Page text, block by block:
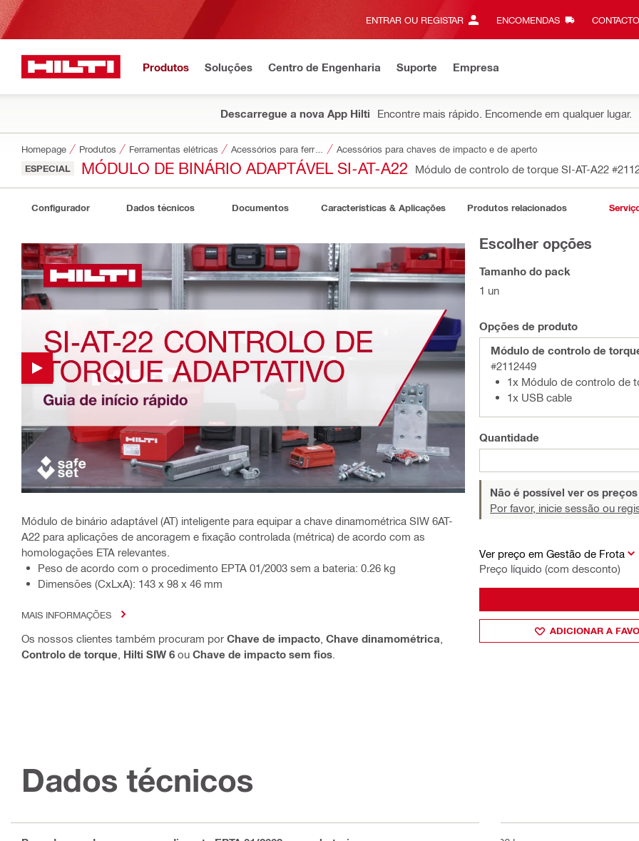
ENTRAR OU REGISTAR ENCOMENDAS CONTACTO‎
Produtos Soluções Centro de Engenharia Suporte Empresa
Descarregue a nova App Hilti Encontre mais rápido. Encomende em qualquer lugar.
Homepage Produtos Ferramentas elétricas Acessórios para ferramentas Acessórios para chaves de impacto e de aperto
ESPECIAL MÓDULO DE BINÁRIO ADAPTÁVEL SI-AT-A22 Módulo de controlo de torque SI-AT-A22
Configurador Dados técnicos Documentos Características & Aplicações Produtos relacionados
Módulo de binário adaptável (AT) inteligente para equipar a chave dinamométrica SIW 6AT-
A22 para aplicações de ancoragem e fixação controlada (métrica) de acordo com as
homologações ETA relevantes.
Peso de acordo com o procedimento EPTA 01/2003 sem a bateria: 0.26 kg
Dimensões (CxLxA): 143 x 98 x 46 mm
MAIS INFORMAÇÕES
Os nossos clientes também procuram por Chave de impacto Chave dinamométrica
Controlo de torque Hilti SIW 6 ou Chave de impacto sem fios
Escolher opções
Tamanho do pack
1 un
Opções de produto
Módulo de controlo de
#2112449
1x Módulo de controlo de
1x USB cable
Quantidade
Não é possível ver os
Por favor, inicie sessão ou
Ver preço em Gestão de Frota
Preço líquido (com desconto)
ADICIONAR A
Dados técnicos